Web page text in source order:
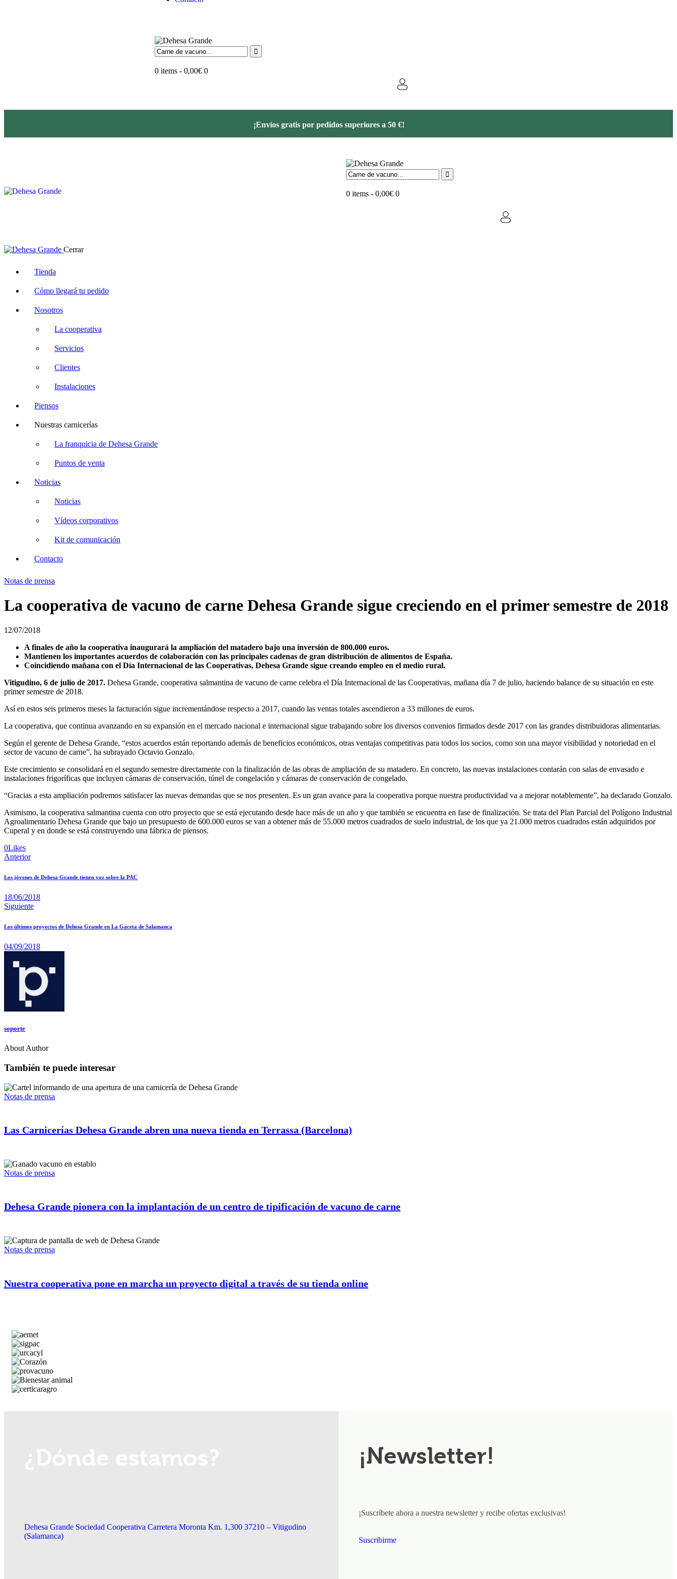
0 items - 0,00€ 0
¡Envíos gratis por pedidos superiores a 50 €!
0 items - 0,00€ 0
Cerrar
Tienda
Cómo llegará tu pedido
Nosotros
La cooperativa
Servicios
Clientes
Instalaciones
Piensos
Nuestras carnicerías
La franquicia de Dehesa Grande
Puntos de venta
Noticias
Noticias
Vídeos corporativos
Kit de comunicación
Contacto
Notas de prensa
La cooperativa de vacuno de carne Dehesa Grande sigue creciendo en el primer semestre de 2018
12/07/2018
A finales de año la cooperativa inaugurará la ampliación del matadero bajo una inversión de 800.000 euros.
Mantienen los importantes acuerdos de colaboración con las principales cadenas de gran distribución de alimentos de España.
Coincidiendo mañana con el Día Internacional de las Cooperativas, Dehesa Grande sigue creando empleo en el medio rural.
Vitigudino, 6 de julio de 2017. Dehesa Grande, cooperativa salmantina de vacuno de carne celebra el Día Internacional de las Cooperativas, mañana día 7 de julio, haciendo balance de su situación en este
primer semestre de 2018.
Así en estos seis primeros meses la facturación sigue incrementándose respecto a 2017, cuando las ventas totales ascendieron a 33 millones de euros.
La cooperativa, que continua avanzando en su expansión en el mercado nacional e internacional sigue trabajando sobre los diversos convenios firmados desde 2017 con las grandes distribuidoras alimentarias.
Según el gerente de Dehesa Grande, “estos acuerdos están reportando además de beneficios económicos, otras ventajas competitivas para todos los socios, como son una mayor visibilidad y notoriedad en el
sector de vacuno de carne”, ha subrayado Octavio Gonzalo.
Este crecimiento se consolidará en el segundo semestre directamente con la finalización de las obras de ampliación de su matadero. En concreto, las nuevas instalaciones contarán con salas de envasado e
instalaciones frigoríficas que incluyen cámaras de conservación, túnel de congelación y cámaras de conservación de congelado.
“Gracias a esta ampliación podremos satisfacer las nuevas demandas que se nos presenten. Es un gran avance para la cooperativa porque nuestra productividad va a mejorar notablemente”, ha declarado Gonzalo.
Asimismo, la cooperativa salmantina cuenta con otro proyecto que se está ejecutando desde hace más de un año y que también se encuentra en fase de finalización. Se trata del Plan Parcial del Polígono Industrial
Agroalimentario Dehesa Grande que bajo un presupuesto de 600.000 euros se van a obtener más de 55.000 metros cuadrados de suelo industrial, de los que ya 21.000 metros cuadrados están adquiridos por
Cuperal y en donde se está construyendo una fábrica de piensos.
0Likes
Anterior
Los jóvenes de Dehesa Grande tienen voz sobre la PAC
18/06/2018
Siguiente
Los últimos proyectos de Dehesa Grande en La Gaceta de Salamanca
04/09/2018
soporte
About Author
También te puede interesar
Notas de prensa
Las Carnicerías Dehesa Grande abren una nueva tienda en Terrassa (Barcelona)
Notas de prensa
Dehesa Grande pionera con la implantación de un centro de tipificación de vacuno de carne
Notas de prensa
Nuestra cooperativa pone en marcha un proyecto digital a través de su tienda online
Dehesa Grande Sociedad Cooperativa Carretera Moronta Km. 1,300 37210 – Vitigudino
(Salamanca)
¡Newsletter!
¡Suscríbete ahora a nuestra newsletter y recibe ofertas exclusivas!
Suscribirme